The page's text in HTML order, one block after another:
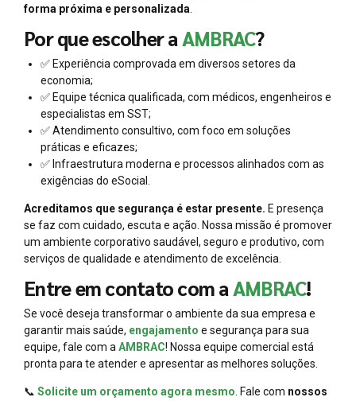
forma próxima e personalizada.
Por que escolher aAMBRAC?
✅ Experiência comprovada em diversos setores da
economia;
✅ Equipe técnica qualificada, com médicos, engenheiros e
especialistas em SST;
✅ Atendimento consultivo, com foco em soluções
práticas e eficazes;
✅ Infraestrutura moderna e processos alinhados com as
exigências do eSocial.
Acreditamos que segurança é estar presente. E presença
se faz com cuidado, escuta e ação. Nossa missão é promover
um ambiente corporativo saudável, seguro e produtivo, com
serviços de qualidade e atendimento de excelência.
Entre em contato com aAMBRAC!
Se você deseja transformar o ambiente da sua empresa e
garantir mais saúde, engajamento e segurança para sua
equipe, fale com a AMBRAC! Nossa equipe comercial está
pronta para te atender e apresentar as melhores soluções.
📞 Solicite um orçamento agora mesmo . Fale com nossos